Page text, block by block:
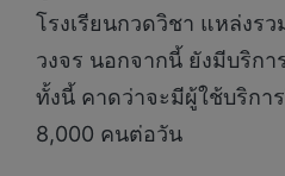
โรงเรียนกวดวิชา แหล่งร
วงจร นอกจากนี้ ยังมีบริก
ทั้งนี้ คาดว่าจะมีผู้ใช้บริกา
8,000 คนต่อวัน